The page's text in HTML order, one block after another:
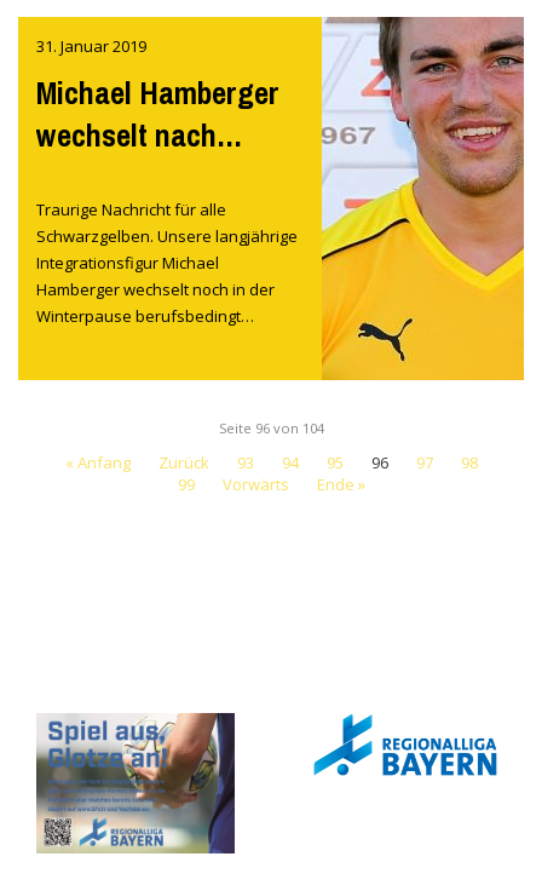
sorgten André Luge und Neuzugang
Ivan Milicevic mit ihren Toren für
den Endstand.
31. Januar 2019
Michael Hamberger
wechselt nach
Traurige Nachricht für alle
Schwarzgelben. Unsere langjährige
Integrationsfigur Michael
Hamberger wechselt noch in der
Winterpause berufsbedingt…
Seite 96 von 104
« Anfang Zurück 93 94 95 96 97
98
99
Vorwärts Ende »